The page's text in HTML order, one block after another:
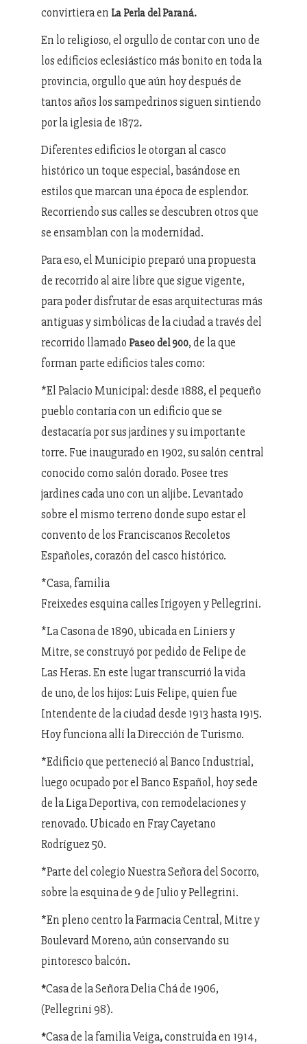
convirtiera en La Perla del Paraná.
En lo religioso, el orgullo de contar con uno de
los edificios eclesiástico más bonito en toda la
provincia, orgullo que aún hoy después de
tantos años los sampedrinos siguen sintiendo
por la iglesia de 1872.
Diferentes edificios le otorgan al casco
histórico un toque especial, basándose en
estilos que marcan una época de esplendor.
Recorriendo sus calles se descubren otros que
se ensamblan con la modernidad.
Para eso, el Municipio preparó una propuesta
de recorrido al aire libre que sigue vigente,
para poder disfrutar de esas arquitecturas más
antiguas y simbólicas de la ciudad a través del
recorrido llamado Paseo del 900, de la que
forman parte edificios tales como:
*El Palacio Municipal: desde 1888, el pequeño
pueblo contaría con un edificio que se
destacaría por sus jardines y su importante
torre. Fue inaugurado en 1902, su salón central
conocido como salón dorado. Posee tres
jardines cada uno con un aljibe. Levantado
sobre el mismo terreno donde supo estar el
convento de los Franciscanos Recoletos
Españoles, corazón del casco histórico.
*Casa, familia
Freixedes esquina calles Irigoyen y Pellegrini.
*La Casona de 1890, ubicada en Liniers y
Mitre, se construyó por pedido de Felipe de
Las Heras. En este lugar transcurrió la vida
de uno, de los hijos: Luis Felipe, quien fue
Intendente de la ciudad desde 1913 hasta 1915.
Hoy funciona allí la Dirección de Turismo.
*Edificio que perteneció al Banco Industrial,
luego ocupado por el Banco Español, hoy sede
de la Liga Deportiva, con remodelaciones y
renovado. Ubicado en Fray Cayetano
Rodríguez 50.
*Parte del colegio Nuestra Señora del Socorro,
sobre la esquina de 9 de Julio y Pellegrini.
*En pleno centro laFarmacia Central, Mitre y
Boulevard Moreno, aún conservando su
pintoresco balcón.
*Casa de la Señora Delia Cháde 1906,
(Pellegrini 98).
*Casa de la familia Veiga,construida en 1914,